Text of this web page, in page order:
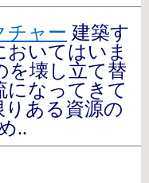
チャー 建築す
おいてはいま
を壊し立て替
になってきて
ある資源の
..